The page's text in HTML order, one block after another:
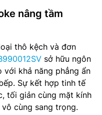
nâng tầm
thô kệch và đơn
sở hữu ngôn
với khả năng phẳng ẩn
Sự kết hợp tinh tế
tối giản cùng mặt kính
cùng sang trọng.